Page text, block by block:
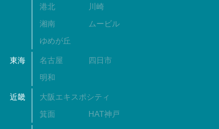
港北 川崎
湘南 ムービル
ゆめが丘
東海 名古屋 四日市
明和
近畿 大阪エキスポシティ
箕面 HAT神戸